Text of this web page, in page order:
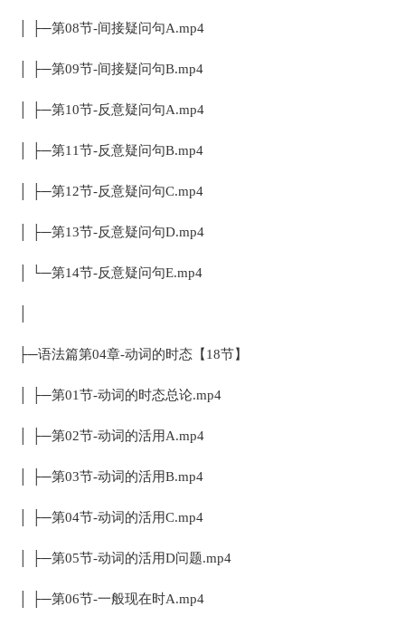
│ ├─第08节-间接疑问句A.mp4
│ ├─第09节-间接疑问句B.mp4
│ ├─第10节-反意疑问句A.mp4
│ ├─第11节-反意疑问句B.mp4
│ ├─第12节-反意疑问句C.mp4
│ ├─第13节-反意疑问句D.mp4
│ └─第14节-反意疑问句E.mp4
├─语法篇第04章-动词的时态【18节】
│ ├─第01节-动词的时态总论.mp4
│ ├─第02节-动词的活用A.mp4
│ ├─第03节-动词的活用B.mp4
│ ├─第04节-动词的活用C.mp4
│ ├─第05节-动词的活用D问题.mp4
│ ├─第06节-一般现在时A.mp4